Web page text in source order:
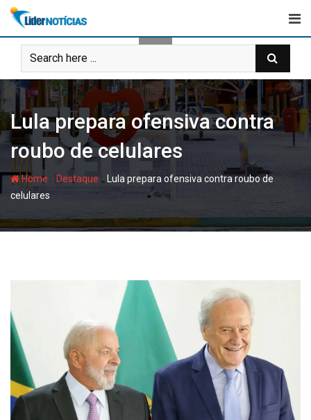
Skip
content
Lula prepara ofensiva contra
roubo de celulares
Home Destaque -
Lula prepara ofensiva contra roubo de
celulares